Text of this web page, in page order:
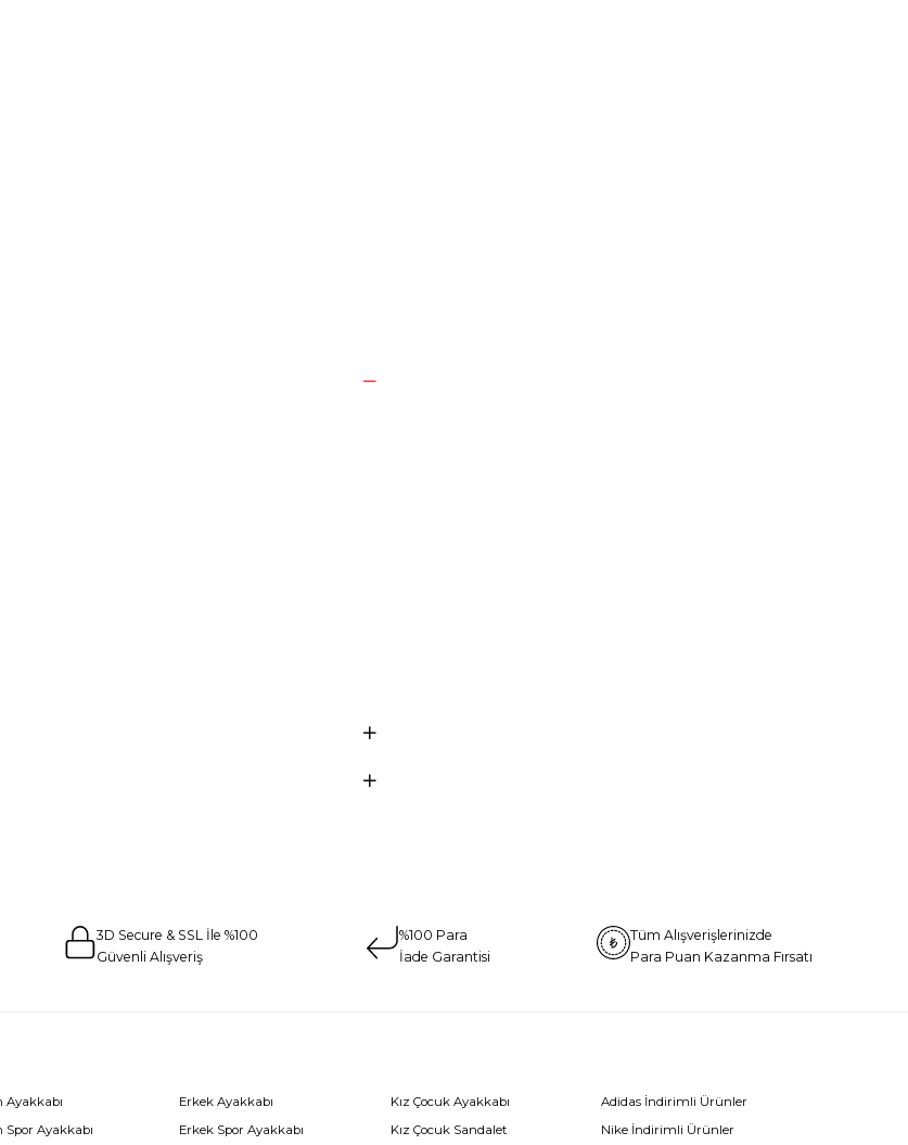
3D Secure & SSL İle %100
Güvenli Alışveriş
%100 Para
İade Garantisi
Tüm Alışverişlerinizde
Para Puan Kazanma Fırsatı
Ayakkabı
Spor Ayakkabı
Erkek Ayakkabı
Erkek Spor Ayakkabı
Kız Çocuk Ayakkabı
Kız Çocuk Sandalet
Adidas İndirimli Ürünler
Nike İndirimli Ürünler